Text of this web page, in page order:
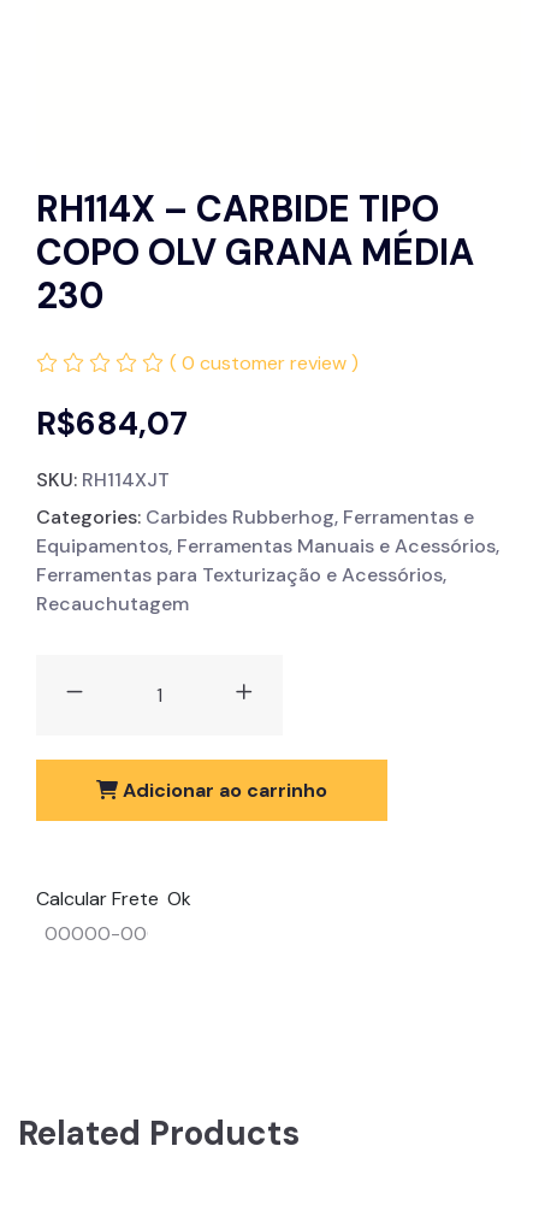
RH114X – CARBIDE TIPO
COPO OLV GRANA MÉDIA
230
( 0 customer review )
R$684,07
SKU: RH114XJT
Categories: Carbides Rubberhog, Ferramentas e
Equipamentos, Ferramentas Manuais e Acessórios,
Ferramentas para Texturização e Acessórios,
Recauchutagem
Adicionar ao carrinho
Calcular Frete Ok
Related Products